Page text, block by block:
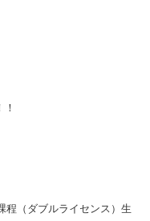
（ダブルライセンス）生